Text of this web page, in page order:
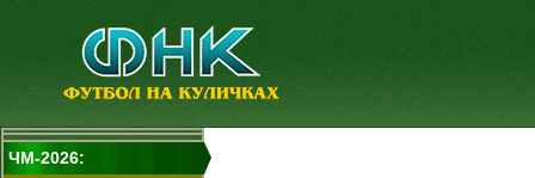
ЧМ-2026: